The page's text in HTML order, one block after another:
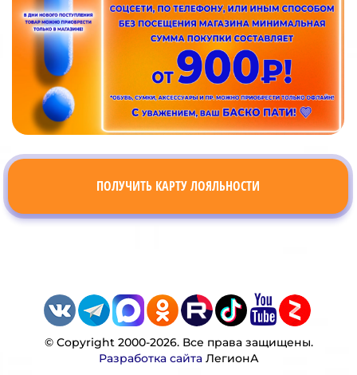
ПОЛУЧИТЬ КАРТУ ЛОЯЛЬНОСТИ
© Copyright 2000-2026. Все права защищены.
Разработка сайтаЛегионА